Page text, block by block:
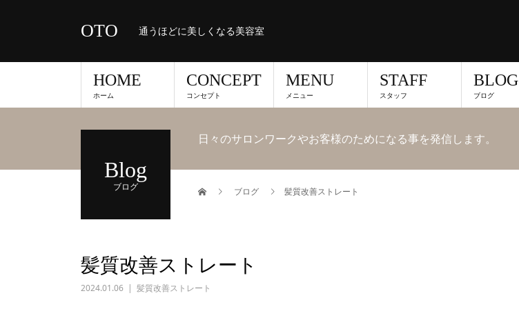
OTO 通うほどに美しくなる美容室
HOME
ホーム
CONCEPT
コンセプト
MENU
メニュー
STAFF
スタッフ
BLOG
ブログ
Blog
ブログ
日々のサロンワークやお客様のためになる事を発信します。
ブログ 髪質改善ストレート
髪質改善ストレート
2024.01.06 髪質改善ストレート